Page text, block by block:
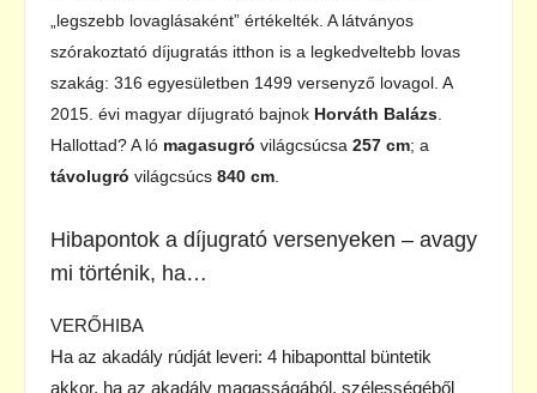
„legszebb lovaglásaként” értékelték. A látványos
szórakoztató díjugratás itthon is a legkedveltebb lovas
szakág: 316 egyesületben 1499 versenyző lovagol. A
2015. évi magyar díjugrató bajnok Horváth Balázs
Hallottad? A ló magasugró világcsúcsa 257 cm; a
távolugró világcsúcs 840 cm
Hibapontok a díjugrató versenyeken – avagy
mi történik, ha…
VERŐHIBA
Ha az akadály rúdját leveri: 4 hibaponttal büntetik
akkor, ha az akadály magasságából, szélességéből